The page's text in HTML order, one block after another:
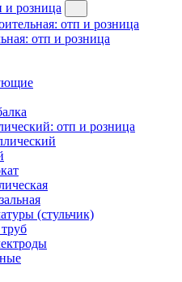
и розница
отп и розница
отп и розница
отп и розница
(стульчик)